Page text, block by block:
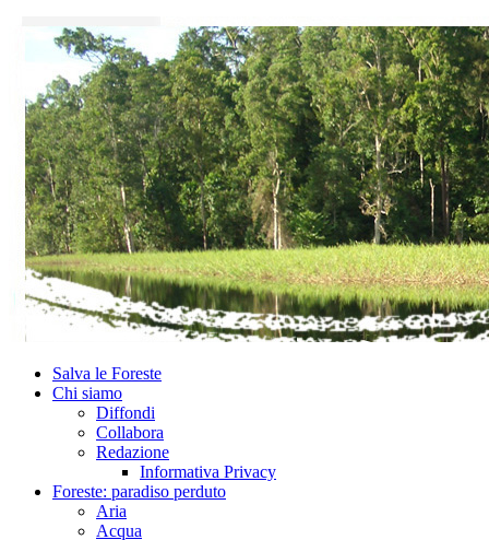
Salva le Foreste
Chi siamo
Diffondi
Collabora
Redazione
Informativa Privacy
Foreste: paradiso perduto
Aria
Acqua